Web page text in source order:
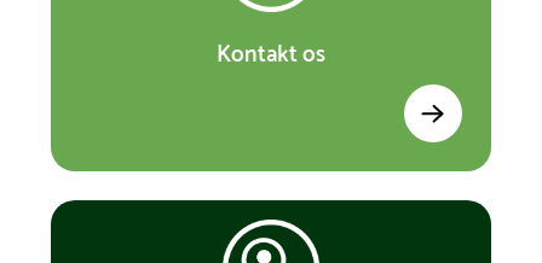
Kontakt os